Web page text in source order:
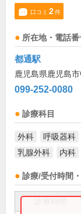
口コミ 2件
所在地・電話番
都通駅
鹿児島県鹿児島
099-252-0080
診療科目
外科 呼吸器科
乳腺外科
内科
診療/受付時間